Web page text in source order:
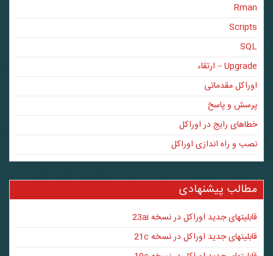
Rman
Scripts
SQL
Upgrade – ارتقاء
اوراکل مقدماتی
پرسش و پاسخ
خطاهای رایج در اوراکل
نصب و راه اندازی اوراکل
مطالب پیشنهادی
قابلیتهای جدید اوراکل در نسخه 23ai
قابلیتهای جدید اوراکل در نسخه 21c